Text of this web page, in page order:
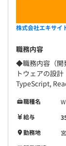
株式会社エキサイ
職務内容
◆職務内容（開
トウェアの設
TypeScript,
職種名
給与
勤務地